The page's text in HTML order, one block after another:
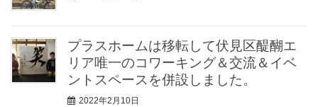
プラスホームは移転して伏見区醍醐エ
リア唯一のコワーキング＆交流＆イベ
ントスペースを併設しました。
2022年2月10日